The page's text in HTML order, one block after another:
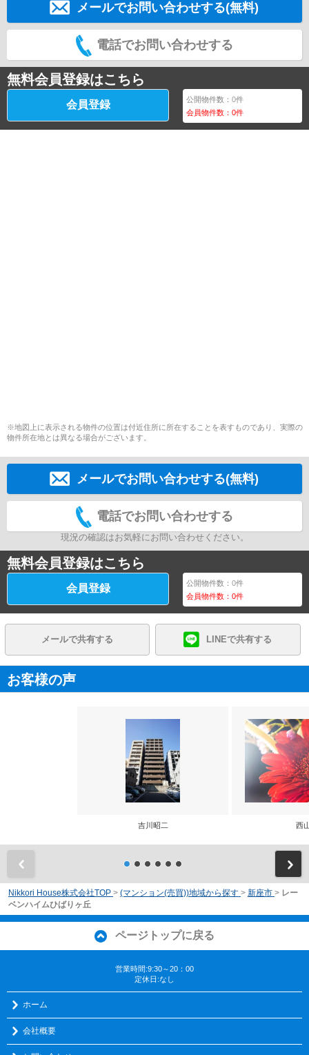
メールでお問い合わせする(無料)
電話でお問い合わせする
無料会員登録はこちら
会員登録 公開物件数：0件
会員物件数：0件
※地図上に表示される物件の位置は付近住所に所在することを表すものであり、実際の
物件所在地とは異なる場合がございます。
メールでお問い合わせする(無料)
電話でお問い合わせする
現況の確認はお気軽にお問い合わせください。
無料会員登録はこちら
会員登録 公開物件数：0件
会員物件数：0件
メールで共有する LINEで共有する
お客様の声
吉川昭二 西
Nikkori House株式会社TOP > (マンション(売買))地域から探す > 新座市 > レー
ベンハイムひばりヶ丘
ページトップに戻る
営業時間:9:30～20：00
定休日:なし
ホーム
会社概要